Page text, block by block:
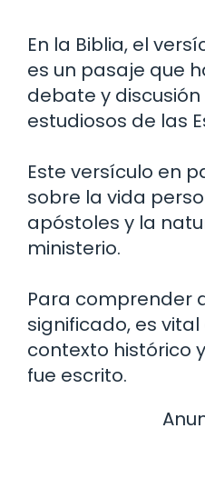
En la Biblia, el
es un pasaje que
debate y
estudiosos de las
Este versículo en
sobre la vida
apóstoles y la
ministerio.
Para comprender
significado, es
contexto histórico
fue escrito.